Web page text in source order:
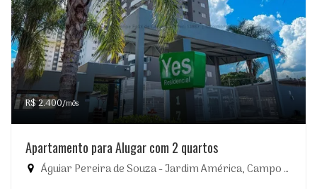
R$ 2.400/mês
Apartamento para Alugar com 2 quartos
Águiar Pereira de Souza - Jardim América, Campo Grande-MS